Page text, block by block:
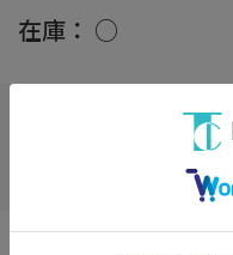
在庫： ○
50m×22cmの50個セット